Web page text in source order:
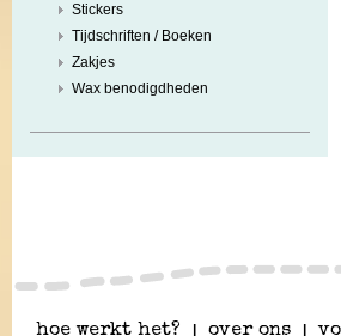
Stickers
Tijdschriften / Boeken
Zakjes
Wax benodigdheden
hoe werkt het? over ons